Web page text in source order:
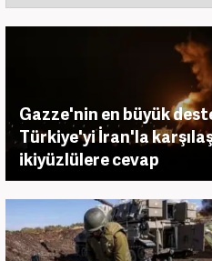
Gazze'nin en büyük
Türkiye'yi İran'la
ikiyüzlülere cevap